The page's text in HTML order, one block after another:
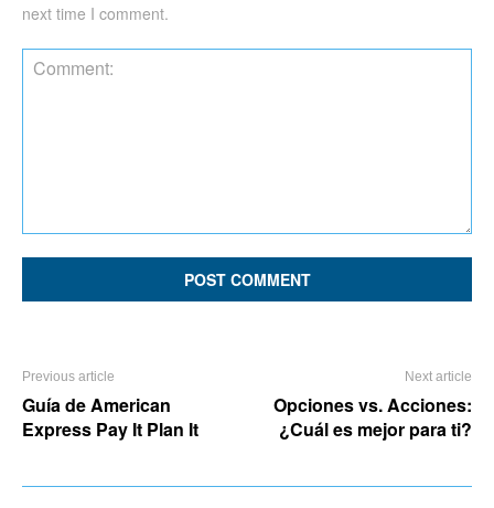
next time I comment.
Previous article
Guía de American
Express Pay It Plan It
Next article
Opciones vs. Acciones:
¿Cuál es mejor para ti?